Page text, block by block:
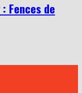
Fences de